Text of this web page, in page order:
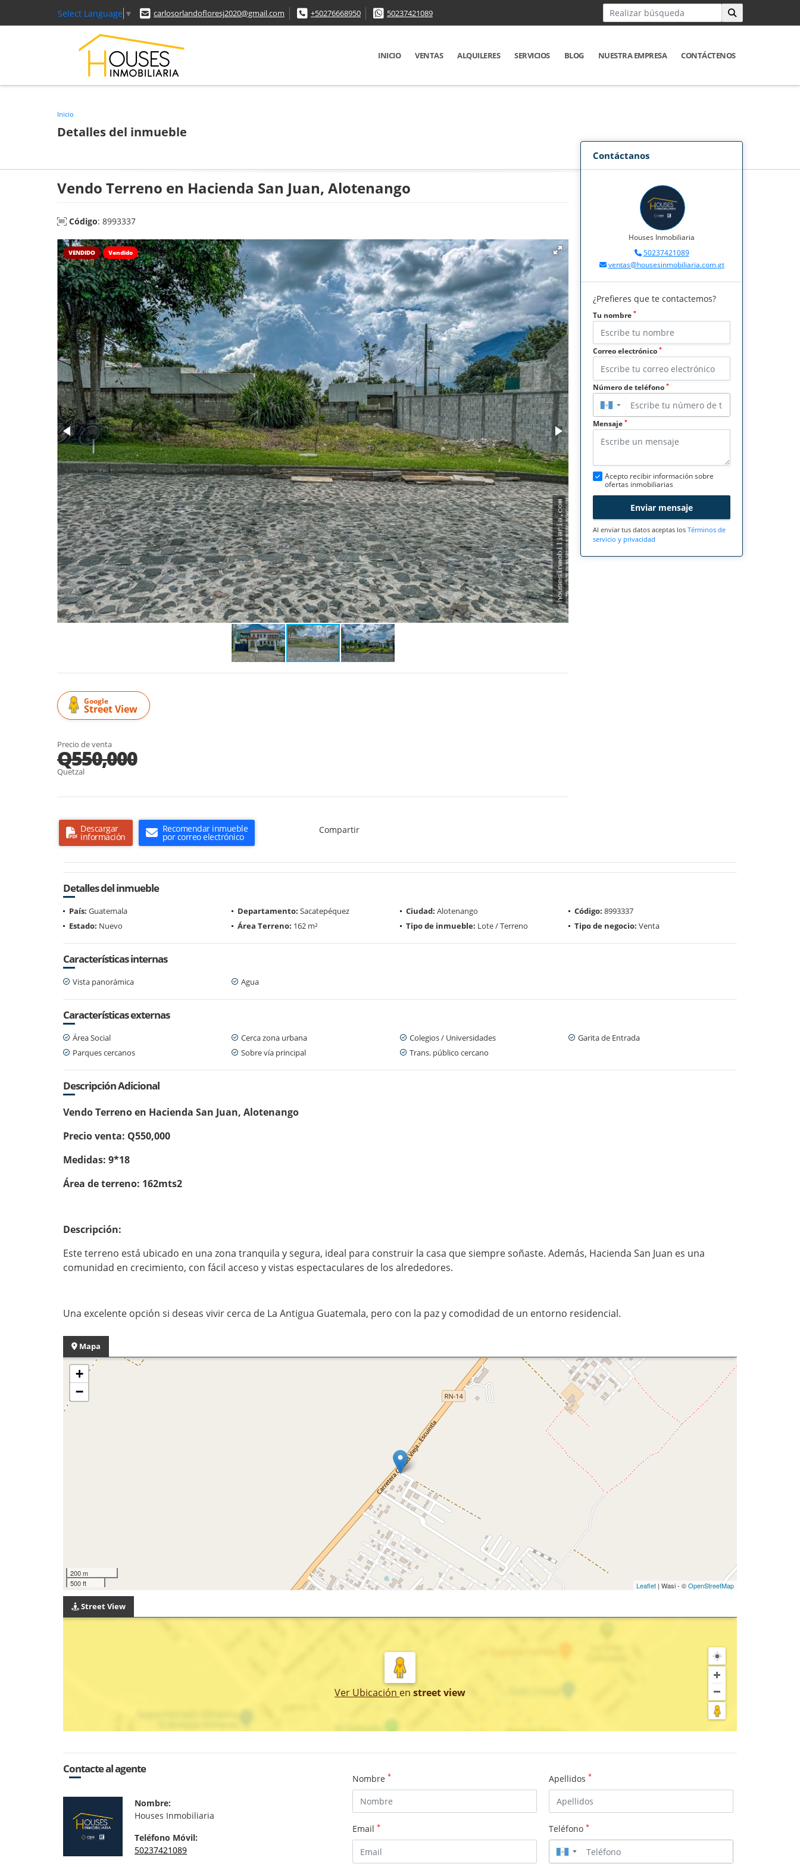
Select Language ▼ carlosorlandofloresj2020@gmail.com +50276668950 50237421089
INICIO VENTAS ALQUILERES SERVICIOS BLOG NUESTRA EMPRESA CONTÁCTENOS
Inicio
Detalles del inmueble
Vendo Terreno en Hacienda San Juan, Alotenango
Código: 8993337
VENDIDO Vendido
Google
Street View
Precio de venta
Q550,000
Quetzal
Descargar
información
Recomendar inmueble
por correo electrónico
Compartir
Contáctanos
Houses Inmobiliaria
50237421089
ventas@housesinmobiliaria.com.gt
¿Prefieres que te contactemos?
Tu nombre *
Correo electrónico *
Número de teléfono *
▼
Mensaje *
Acepto recibir información sobre
ofertas inmobiliarias
Enviar mensaje
Al enviar tus datos aceptas los Términos de
servicio y privacidad
Detalles del inmueble
País: Guatemala Departamento: Sacatepéquez Ciudad: Alotenango Código: 8993337
Estado: Nuevo Área Terreno: 162 m² Tipo de inmueble: Lote / Terreno Tipo de negocio: Venta
Características internas
Vista panorámica Agua
Características externas
Área Social Cerca zona urbana Colegios / Universidades
Garita de Entrada
Parques cercanos
Sobre vía principal Trans. público cercano
Descripción Adicional
Vendo Terreno en Hacienda San Juan, Alotenango
Precio venta: Q550,000
Medidas: 9*18
Área de terreno: 162mts2
Descripción:
Este terreno está ubicado en una zona tranquila y segura, ideal para construir la casa que siempre soñaste. Además, Hacienda San Juan es una
comunidad en crecimiento, con fácil acceso y vistas espectaculares de los alrededores.
Una excelente opción si deseas vivir cerca de La Antigua Guatemala, pero con la paz y comodidad de un entorno residencial.
Mapa
+
−
200 m
500 ft
Leaflet | Wasi - ©OpenStreetMap
Street View
Ver Ubicación en street view
Contacte al agente
Nombre:
Houses Inmobiliaria
Teléfono Móvil:
50237421089
Nombre * Apellidos *
Email * Teléfono *
▼